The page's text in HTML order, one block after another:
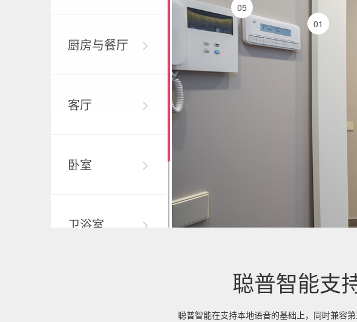
厨房与餐厅
客厅
卧室
卫浴室
01
05
聪普智能支
聪普智能在支持本地语音的基础上，同时兼容